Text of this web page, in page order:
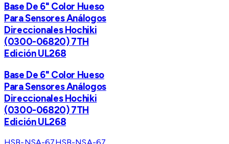
Base De 6" Color Hueso
Para Sensores Análogos
Direccionales Hochiki
(0300-06820) 7TH
Edición UL268
Base De 6" Color Hueso
Para Sensores Análogos
Direccionales Hochiki
(0300-06820) 7TH
Edición UL268
HSB-NSA-67HSB-NSA-67